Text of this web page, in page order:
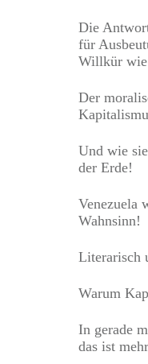
Die
für
Willkür wie
Der
Und wie
der Erde!
Venezuela
Wahnsinn!
Literarisch
Warum
In gerade
das ist